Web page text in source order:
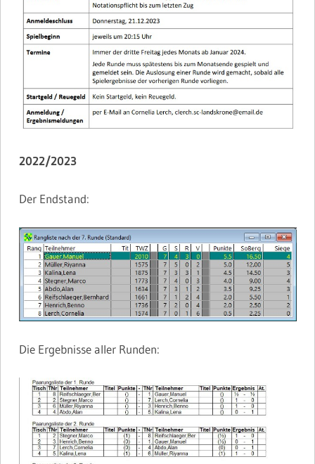
2022/2023
Der Endstand:
Die Ergebnisse aller Runden: